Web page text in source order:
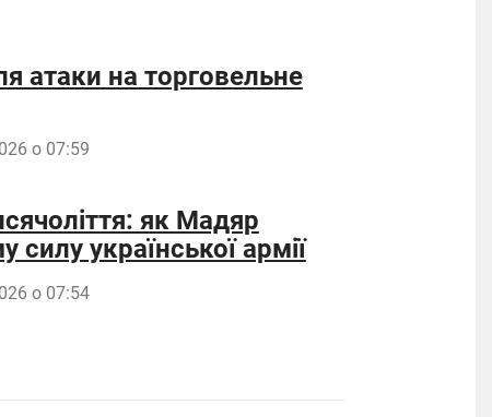
атаки на торговельне
о 07:59
як Мадяр
української армії
о 07:54